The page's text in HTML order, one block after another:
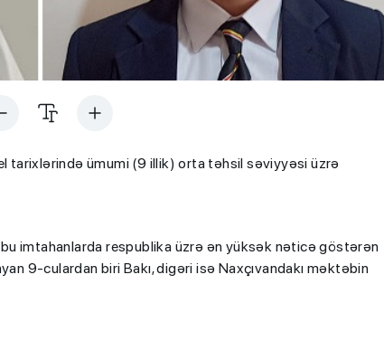
tarixlərində ümumi (9 illik) orta təhsil səviyyəsi üzrə
imtahanlarda respublika üzrə ən yüksək nəticə göstərən
9-culardan biri Bakı, digəri isə Naxçıvandakı məktəbin